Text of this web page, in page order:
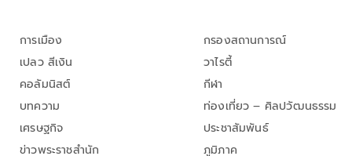
การเมือง
เปลว สีเงิน
คอลัมนิสต์
บทความ
เศรษฐกิจ
ข่าวพระราชสำนัก
กรองสถานการณ์
วาไรตี้
กีฬา
ท่องเที่ยว – ศิลปวัฒนธรรม
ประชาสัมพันธ์
ภูมิภาค